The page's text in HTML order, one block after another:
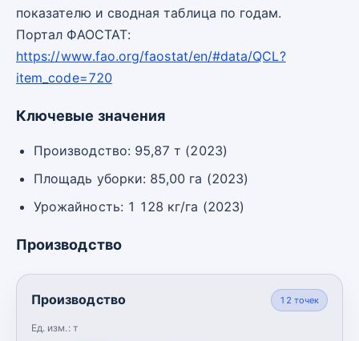
показателю и сводная таблица по годам.
Портал ФАОСТАТ:
https://www.fao.org/faostat/en/#data/QCL?
item_code=720
Ключевые значения
Производство: 95,87 т (2023)
Площадь уборки: 85,00 га (2023)
Урожайность: 1 128 кг/га (2023)
Производство
Производство
Ед. изм.: т
12 точек